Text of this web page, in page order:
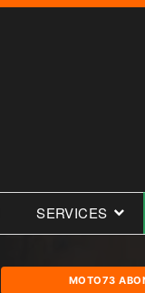
SERVICES
MOTO73